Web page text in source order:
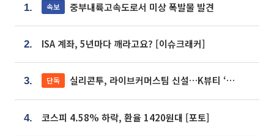
1. 속보 중부내륙고속도로서 미상 폭발물 발견
2. ISA 계좌, 5년마다 깨라고요? [이슈크래커]
3. 단독 실리콘투, 라이브커머스팀 신설…K뷰티 ‘글로벌 판매망’ 확대[K뷰티 라방戰]
4. 코스피 4.58% 하락, 환율 1420원대 [포토]